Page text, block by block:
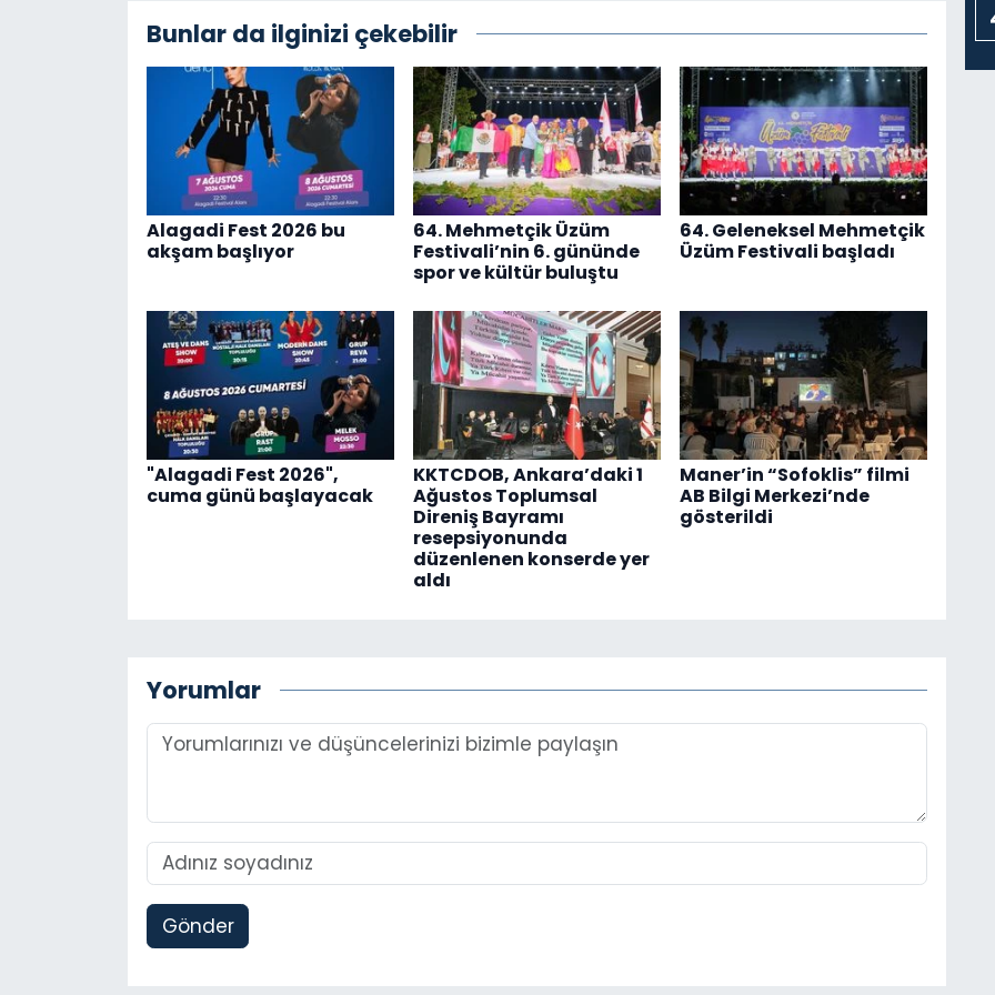
Bunlar da ilginizi çekebilir
Alagadi Fest 2026 bu
akşam başlıyor
64. Mehmetçik Üzüm
Festivali’nin 6. gününde
spor ve kültür buluştu
64. Geleneksel Mehmetçik
Üzüm Festivali başladı
"Alagadi Fest 2026",
cuma günü başlayacak
KKTCDOB, Ankara’daki 1
Ağustos Toplumsal
Direniş Bayramı
resepsiyonunda
düzenlenen konserde yer
aldı
Maner’in “Sofoklis” filmi
AB Bilgi Merkezi’nde
gösterildi
Yorumlar
Gönder